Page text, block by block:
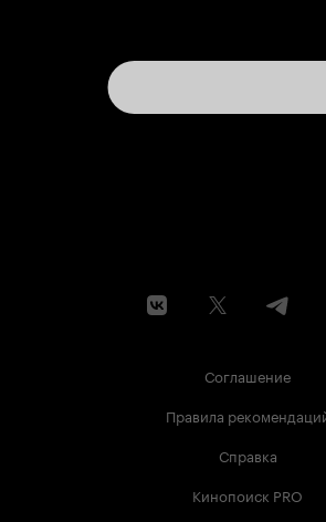
Соглашение
Правила
Справка
Кинопоиск PRO